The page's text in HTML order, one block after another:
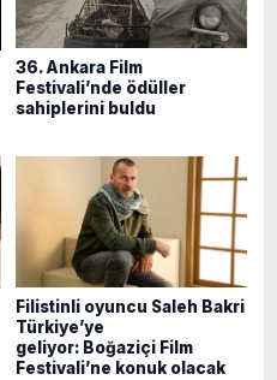
36. Ankara Film
Festivali’nde ödüller
sahiplerini buldu
Filistinli oyuncu Saleh Bakri
Türkiye’ye
geliyor: Boğaziçi Film
Festivali’ne konuk olacak